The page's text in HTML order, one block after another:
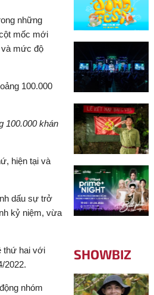
những
mốc mới
và mức độ
100.000 khán
hiện tại và
dấu sự trở
kỷ niệm, vừa
thứ hai với
2022.
nhóm
SHOWBIZ